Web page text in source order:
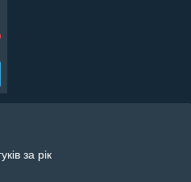
за рік